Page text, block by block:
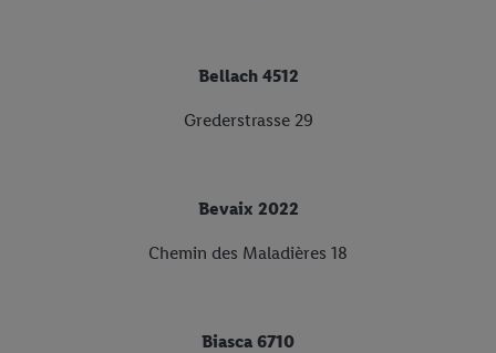
Bellach 4512
Grederstrasse 29
Bevaix 2022
Chemin des Maladières 18
Biasca 6710